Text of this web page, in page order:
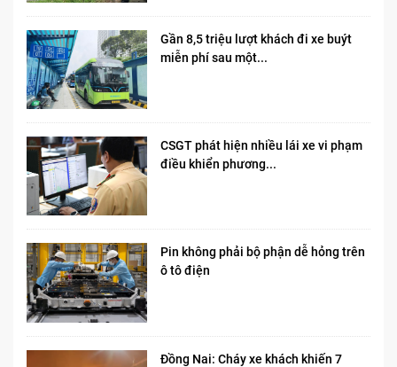
Gần 8,5 triệu lượt khách đi xe buýt
miễn phí sau một...
CSGT phát hiện nhiều lái xe vi phạm
điều khiển phương...
Pin không phải bộ phận dễ hỏng trên
ô tô điện
Đồng Nai: Cháy xe khách khiến 7